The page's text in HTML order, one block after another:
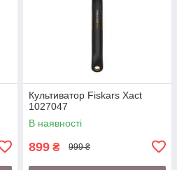
Культиватор Fiskars Xact
1027047
В наявності
899 ₴ 999 ₴